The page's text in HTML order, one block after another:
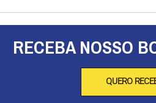
RECEBA NOSSO
QUERO